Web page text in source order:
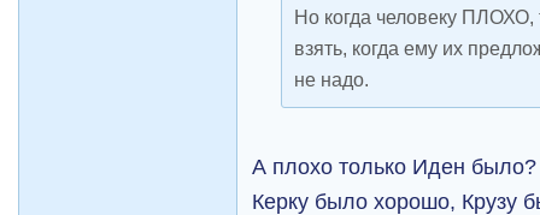
Но когда человеку ПЛОХО,
взять, когда ему их
не надо.
А плохо только Иден
Керку было хорошо, Крузу